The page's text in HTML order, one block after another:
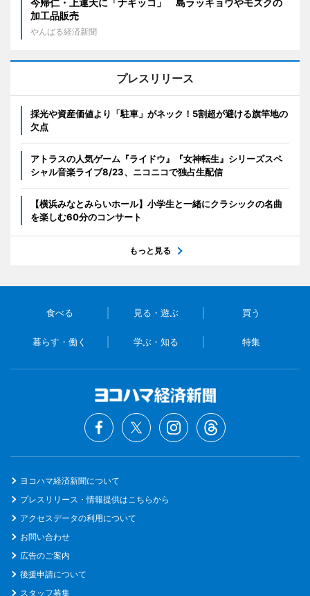
加工品販売
やんばる経済新聞
プレスリリース
採光や資産価値より「駐車」がネック！5割超が避ける旗竿地の
欠点
アトラスの人気ゲーム『ライドウ』『女神転生』シリーズスペ
シャル音楽ライブ8/23、ニコニコで独占生配信
【横浜みなとみらいホール】小学生と一緒にクラシックの名曲
を楽しむ60分のコンサート
もっと見る
食べる 見る・遊ぶ 買う
暮らす・働く 学ぶ・知る 特集
ヨコハマ経済新聞について
プレスリリース・情報提供はこちらから
アクセスデータの利用について
お問い合わせ
広告のご案内
後援申請について
スタッフ募集